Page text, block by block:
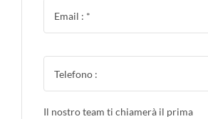
Il nostro team ti chiamerà il prima